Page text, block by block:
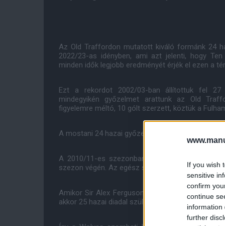
If you wish
sensitive
confirm
continue
information
further
Az Old Traffordon mutatott kiváló formánk 24
2022/23-as idényben, ami azt jelenti, hogy
minden idők legjobb eredményét érjék el ezen a
Ezt a rekordot 2002/03-ban állítottuk fel
mindegyikén győzelmet arattunk az Old
figyelemre méltó, 10 gólt szerzett, köztük a
A mostani 24 hazai győzelmet pedig csak két
A 2010/11-es szezonban a Vörös Ördögök 26
szezon végén. Az egész szezonban veretlenek
Amikor Sir Alex Ferguson csapata 2007/08-ban
akkor 25 hazai diadal született.